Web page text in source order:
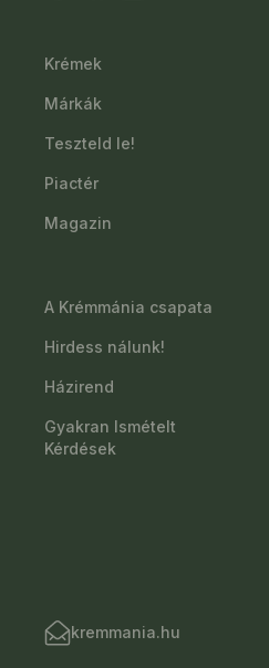
Krémek
Márkák
Teszteld le!
Piactér
Magazin
A Krémmánia csapata
Hirdess nálunk!
Házirend
Gyakran Ismételt
Kérdések
kremmania.hu